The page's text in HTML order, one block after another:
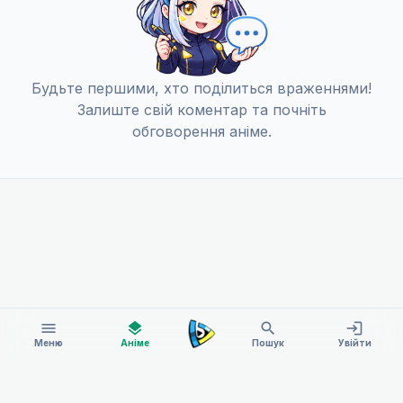
menu
Меню
layers
Аніме
search
Пошук
login
Увійти
12 Справжнє кохання — це доля
24 вер. 2015
СB
Будьте першими, хто поділиться враженнями!
Залиште свій коментар та почніть
обговорення аніме.